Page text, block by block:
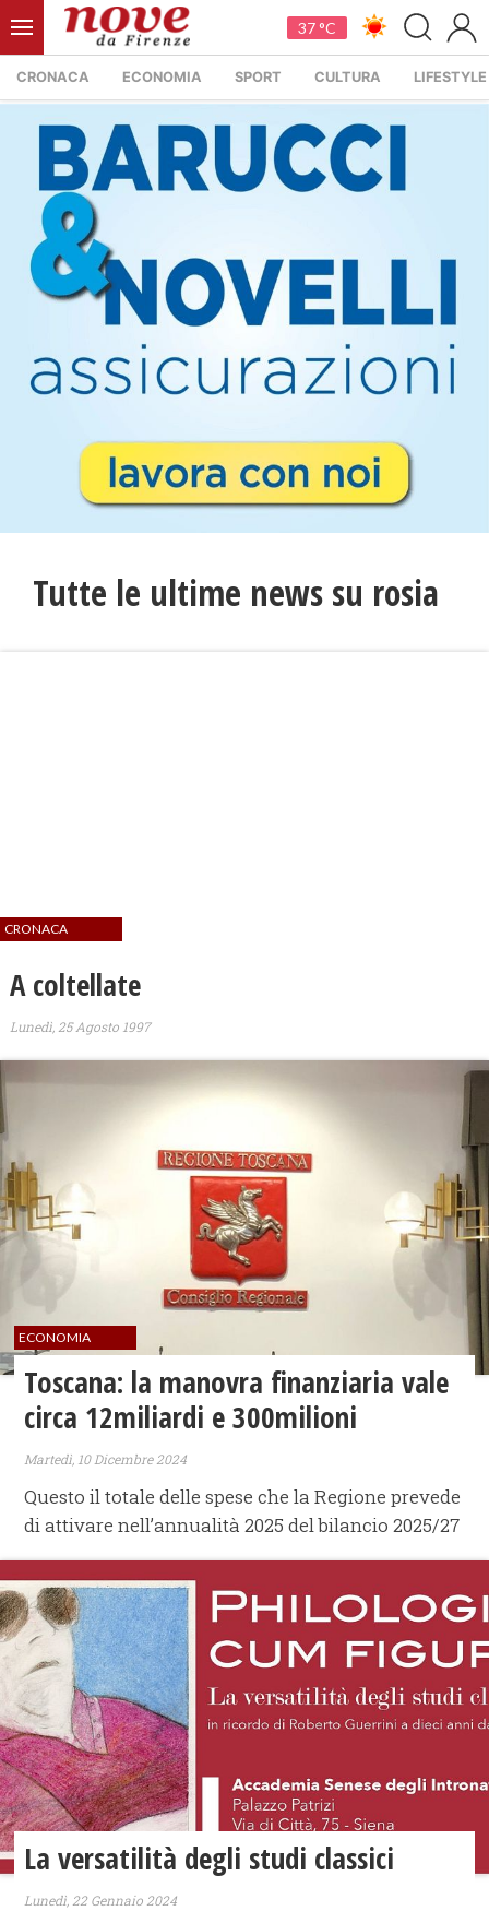
37 °C
CRONACA ECONOMIA SPORT CULTURA LIFESTYLE
Tutte le ultime news su rosia
CRONACA
A coltellate
Lunedì, 25 Agosto 1997
ECONOMIA
Toscana: la manovra finanziaria vale
circa 12miliardi e 300milioni
Martedì, 10 Dicembre 2024
Questo il totale delle spese che la Regione prevede
di attivare nell’annualità 2025 del bilancio 2025/27
La versatilità degli studi classici
Lunedì, 22 Gennaio 2024